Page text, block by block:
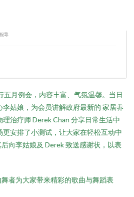
导
五月例会，内容丰富、气氛温馨。当日
姑娘，为会员讲解政府最新的 家居养
治疗师 Derek Chan 分享日常生活中
更安排了小测试，让大家在轻松互动中
向李姑娘及 Derek 致送感谢状，以表
者为大家带来精彩的歌曲与舞蹈表